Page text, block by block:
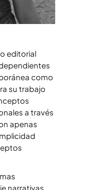
editorial
como
su trabajo
a través
apenas
narrativas